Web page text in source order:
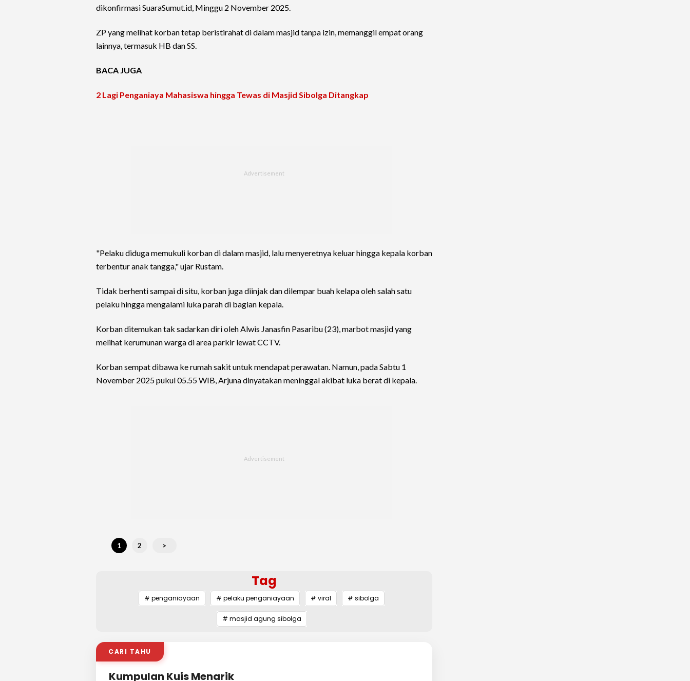
dikonfirmasi SuaraSumut.id, Minggu 2 November 2025.
ZP yang melihat korban tetap beristirahat di dalam masjid tanpa izin, memanggil empat orang
lainnya, termasuk HB dan SS.
BACA JUGA
2 Lagi Penganiaya Mahasiswa hingga Tewas di Masjid Sibolga Ditangkap
"Pelaku diduga memukuli korban di dalam masjid, lalu menyeretnya keluar hingga kepala korban
terbentur anak tangga," ujar Rustam.
Tidak berhenti sampai di situ, korban juga diinjak dan dilempar buah kelapa oleh salah satu
pelaku hingga mengalami luka parah di bagian kepala.
Korban ditemukan tak sadarkan diri oleh Alwis Janasfin Pasaribu (23), marbot masjid yang
melihat kerumunan warga di area parkir lewat CCTV.
Korban sempat dibawa ke rumah sakit untuk mendapat perawatan. Namun, pada Sabtu 1
November 2025 pukul 05.55 WIB, Arjuna dinyatakan meninggal akibat luka berat di kepala.
1 2 >
Tag
# penganiayaan # pelaku penganiayaan # viral # sibolga
# masjid agung sibolga
CARI TAHU
Kumpulan Kuis Menarik